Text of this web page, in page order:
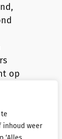
inhoud weer
op
ook